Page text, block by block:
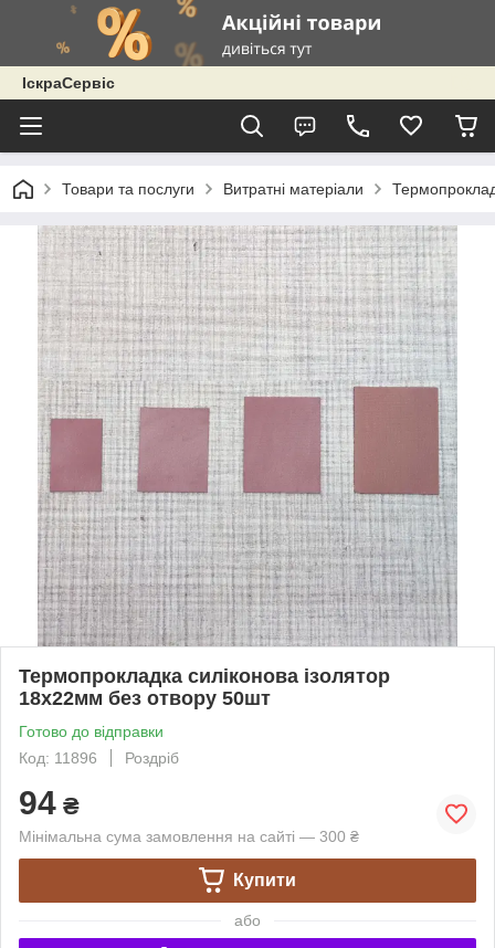
ІскраСервіс
Товари та послуги Витратні матеріали
Термопрокладка силіконова ізолятор
18х22мм без отвору 50шт
Готово до відправки
Код: 11896
Роздріб
94 ₴
Мінімальна сума замовлення на сайті — 300 ₴
Купити
або